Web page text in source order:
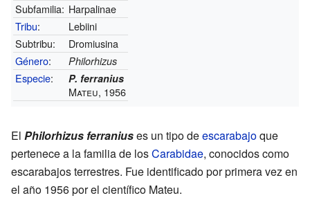
Subfamilia: Harpalinae
Tribu:
Lebiini
Subtribu:
Dromiusina
Género: Philorhizus
Especie: P. ferranius
Mateu, 1956
El Philorhizus ferraniuses un tipo deescarabajoque
pertenece a la familia de losCarabidae, conocidos como
escarabajos terrestres. Fue identificado por primera vez en
el año 1956 por el científico Mateu.